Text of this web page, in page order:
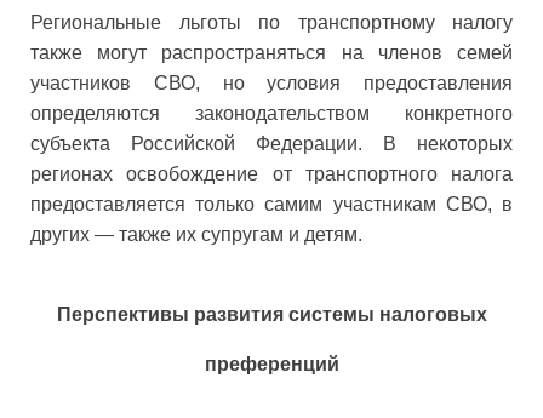
Региональные льготы по транспортному налогу
также могут распространяться на членов семей
участников СВО, но условия предоставления
определяются законодательством конкретного
субъекта Российской Федерации. В некоторых
регионах освобождение от транспортного налога
предоставляется только самим участникам СВО, в
других — также их супругам и детям.
Перспективы развития системы налоговых
преференций